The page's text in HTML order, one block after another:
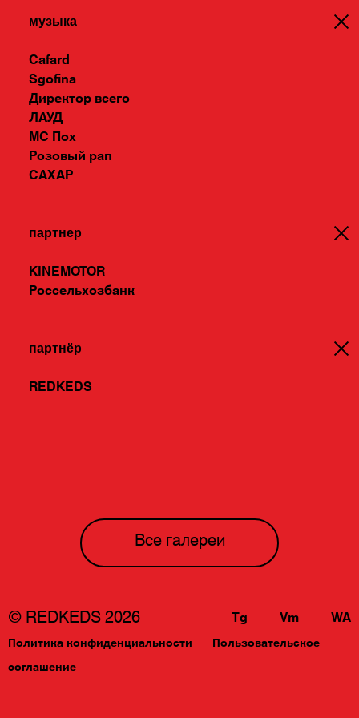
«Огорчица», футболок «Спасибо за
фидбек». В итоге и село стало модным,
и креативщики объединились. Ведь
быть колхозником больше не стыдно.
Коза стала счастливым билетом
сетях. Козу забирали на мемы,
выиграть конкурс исключительно ради
музыка
Cafard
Sgofina
Директор всего
ЛАУД
МС Пох
Розовый рап
САХАР
партнер
KINEMOTOR
Россельхозбанк
партнёр
REDKEDS
Все галереи
© REDKEDS 2026 Tg Vm WA
Политика конфиденциальности
Пользовательское
соглашение